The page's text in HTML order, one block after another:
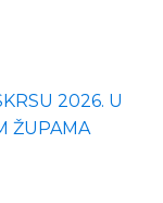
2026. U
ŽUPAMA